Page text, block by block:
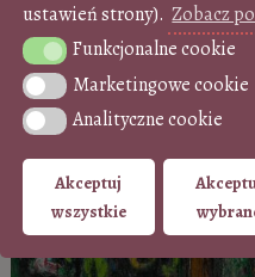
ustawień strony). Zobacz
Funkcjonalne cookie
Funkcjonalne cookie
Marketingowe cookie
Marketingowe cookie
Analityczne cookie
Analityczne cookie
Akceptuj
wszystkie